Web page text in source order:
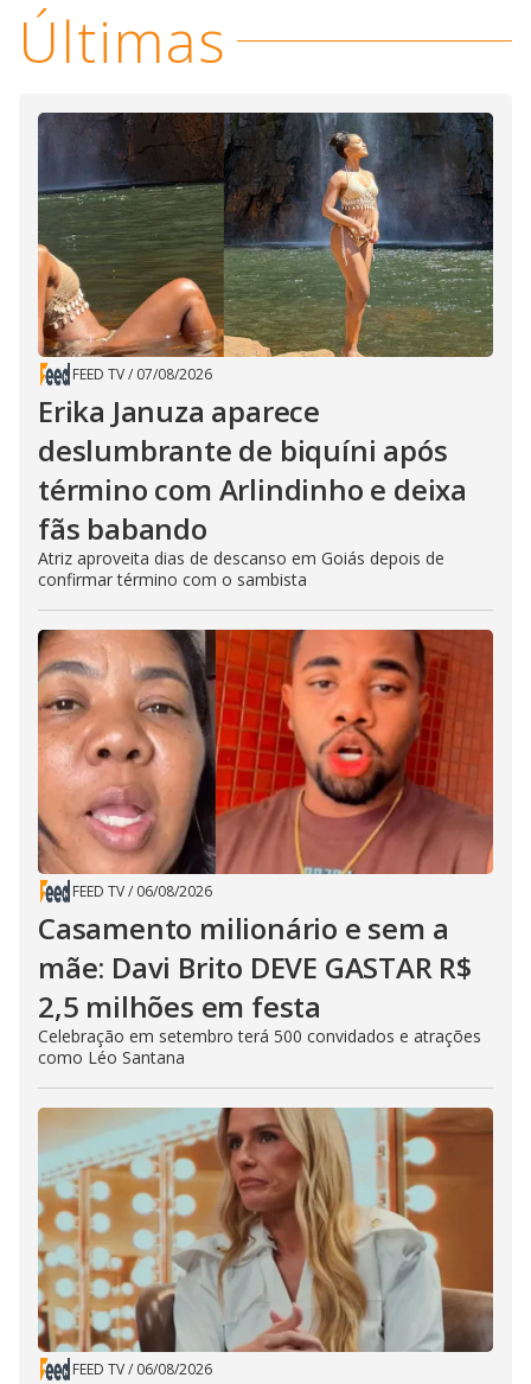
Últimas
FEED TV/ 07/08/2026
Erika Januza aparece
deslumbrante de biquíni após
término com Arlindinho e deixa
fãs babando
Atriz aproveita dias de descanso em Goiás depois de
confirmar término com o sambista
FEED TV/ 06/08/2026
Casamento milionário e sem a
mãe: Davi Brito DEVE GASTAR R$
2,5 milhões em festa
Celebração em setembro terá 500 convidados e atrações
como Léo Santana
FEED TV/ 06/08/2026